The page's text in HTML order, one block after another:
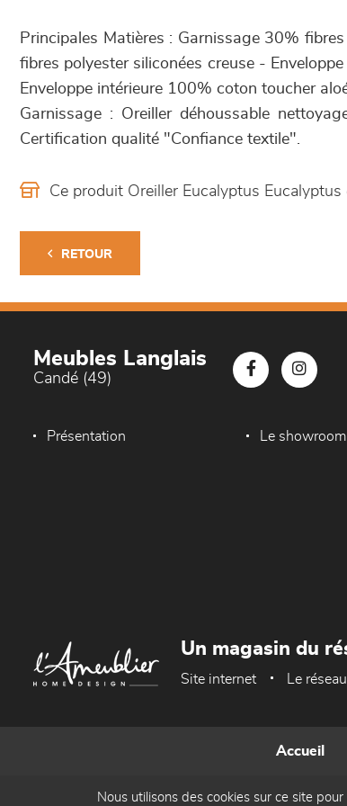
Principales Matières : Garnissage 30%
fibres polyester siliconées creuse -
Enveloppe intérieure 100% coton toucher
Garnissage : Oreiller déhoussable
Certification qualité "Confiance textile".
Ce produit Oreiller Eucalyptus
RETOUR
Meubles Langlais
Candé (49)
Présentation Le showroom
Un magasin du
Site internet Le réseau
Accueil
Nous utilisons des cookies sur ce site